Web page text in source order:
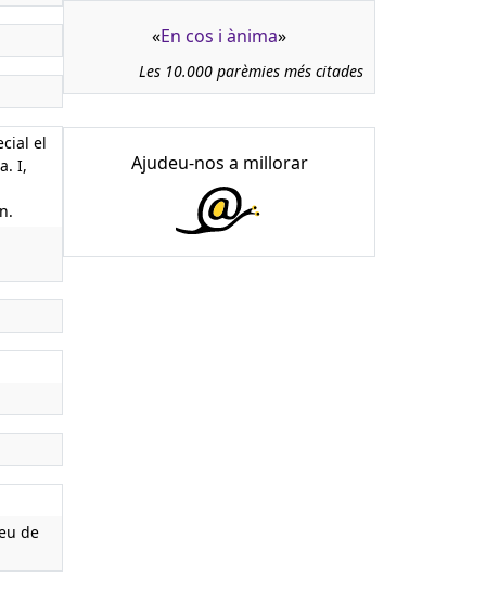
el
I,
de
«En cos i ànima»
Les 10.000 parèmies més citades
Ajudeu-nos a millorar